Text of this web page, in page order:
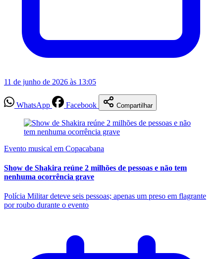
11 de junho de 2026 às 13:05
WhatsApp Facebook Compartilhar
Evento musical em Copacabana
Show de Shakira reúne 2 milhões de pessoas e não tem
nenhuma ocorrência grave
Polícia Militar deteve seis pessoas; apenas um preso em flagrante
por roubo durante o evento